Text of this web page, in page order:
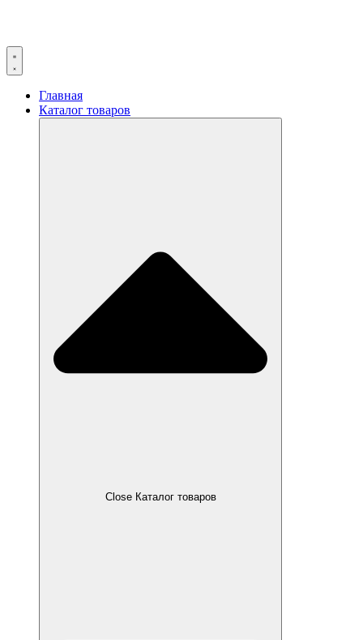
Главная
Каталог товаров
Close Каталог товаров